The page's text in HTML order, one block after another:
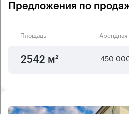
Предложения по
Площадь Арендная
2542 м² 450